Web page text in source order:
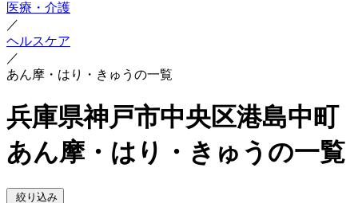
医療・介護
／
ヘルスケア
／
あん摩・はり・きゅうの一覧
兵庫県神戸市中央区港島中町
あん摩・はり・きゅうの一覧
絞り込み